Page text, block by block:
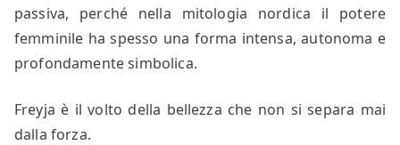
passiva, perché nella mitologia nordica il potere
femminile ha spesso una forma intensa, autonoma e
profondamente simbolica.
Freyja è il volto della bellezza che non si separa mai
dalla forza.